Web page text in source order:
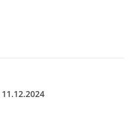
11.12.2024